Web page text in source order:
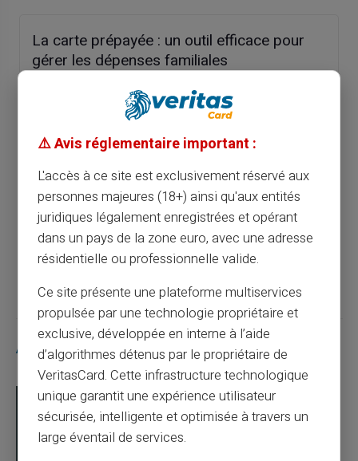
La carte prépayée : un outil efficace pour
gérer les dépenses familiales
Article précédent
La carte prépayée pour sécuriser les
transactions : une solution innovante sans
compte bancaire
Article suivant
Articles similaires
⚠️ Avis réglementaire important :
L'accès à ce site est exclusivement réservé aux
personnes majeures (18+) ainsi qu'aux entités
juridiques légalement enregistrées et opérant
dans un pays de la zone euro, avec une adresse
résidentielle ou professionnelle valide.
Ce site présente une plateforme multiservices
propulsée par une technologie propriétaire et
exclusive, développée en interne à l’aide
d’algorithmes détenus par le propriétaire de
VeritasCard. Cette infrastructure technologique
unique garantit une expérience utilisateur
sécurisée, intelligente et optimisée à travers un
large éventail de services.